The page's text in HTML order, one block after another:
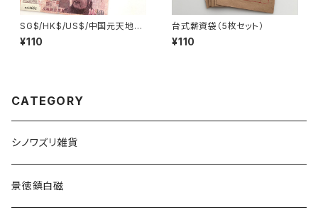
SG$/HK$/US$/中国元天地銀
行券
¥110
台式薪資袋（5枚セット）
¥110
CATEGORY
シノワズリ雑貨
景徳鎮白磁